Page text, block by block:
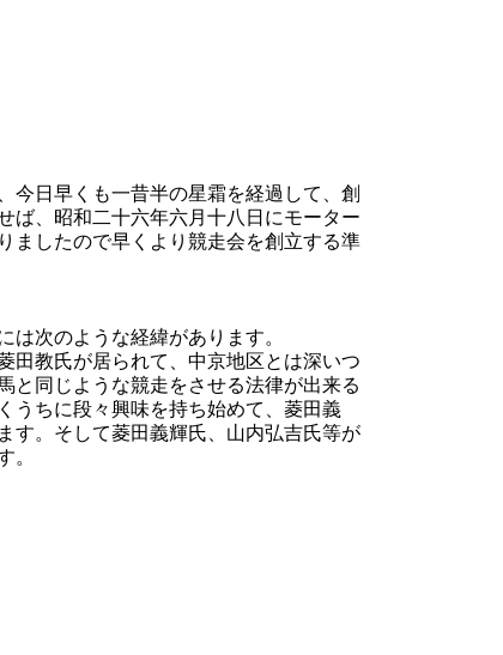
日早くも一昔半の星霜を経過して、創
ば、昭和二十六年六月十八日にモーター
ましたので早くより競走会を創立する準
次のような経緯があります。
田教氏が居られて、中京地区とは深いつ
と同じような競走をさせる法律が出来る
うちに段々興味を持ち始めて、菱田義
す。そして菱田義輝氏、山内弘吉氏等が
。